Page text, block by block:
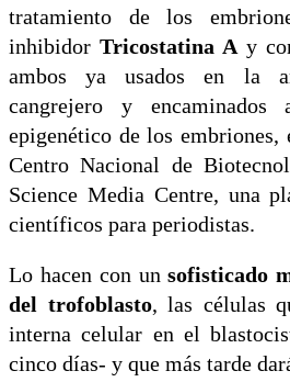
tratamiento de los
inhibidor Tricostatina A y
ambos ya usados en la
cangrejero y
epigenético de los
Centro Nacional de
Science Media Centre, una
científicos para periodistas.
Lo hacen con un sofisticado
del trofoblasto, las células
interna celular en el
cinco días- y que más tarde